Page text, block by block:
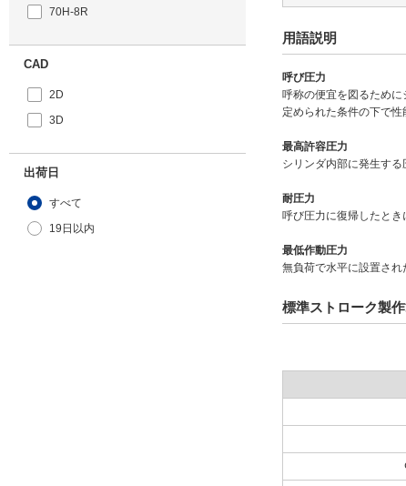
70H-8R
CAD
2D
3D
出荷日
すべて
19日以内
用語説明
呼び圧力
呼称の便宜を図るために
定められた条件の下で性
最高許容圧力
シリンダ内部に発生する
耐圧力
呼び圧力に復帰したとき
最低作動圧力
無負荷で水平に設置され
標準ストローク製